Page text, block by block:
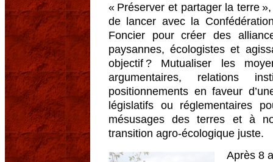
« Préserver et partager la terre
de lancer avec la
Foncier pour créer des
paysannes, écologistes et
objectif ? Mutualiser les
argumentaires, relations
positionnements en faveur
législatifs ou réglementaires
mésusages des terres et à
transition agro-écologique juste.
Après 8